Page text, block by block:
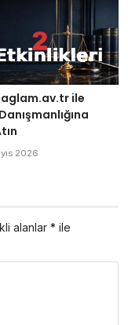
ile
2026
alanlar * ile